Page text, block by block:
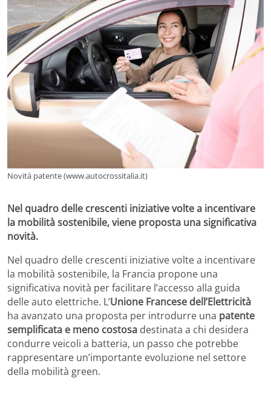
Novità patente (www.autocrossitalia.it)
Nel quadro delle crescenti iniziative volte a incentivare
la mobilità sostenibile, viene proposta una significativa
novità.
Nel quadro delle crescenti iniziative volte a incentivare
la mobilità sostenibile, la Francia propone una
significativa novità per facilitare l’accesso alla guida
delle auto elettriche. L’Unione Francese dell’Elettricità
ha avanzato una proposta per introdurre una patente
semplificata e meno costosa destinata a chi desidera
condurre veicoli a batteria, un passo che potrebbe
rappresentare un’importante evoluzione nel settore
della mobilità green.